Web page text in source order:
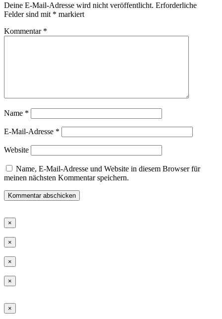
Deine E-Mail-Adresse wird nicht veröffentlicht. Erforderliche
Felder sind mit * markiert
Kommentar *
Name *
E-Mail-Adresse *
Website
Name, E-Mail-Adresse und Website in diesem Browser für
meinen nächsten Kommentar speichern.
×
×
×
×
×